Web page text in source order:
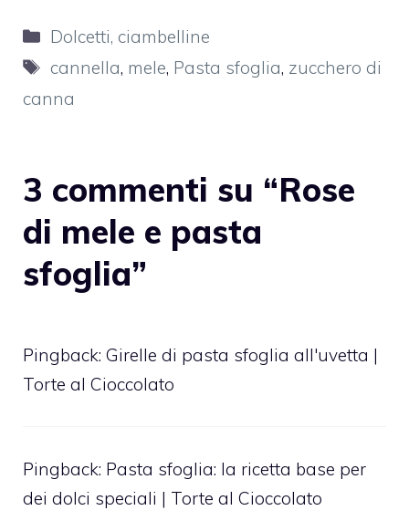
Categorie
Dolcetti, ciambelline
Tag
cannella, mele, Pasta sfoglia, zucchero di
canna
3 commenti su “Rose
di mele e pasta
sfoglia”
Pingback: Girelle di pasta sfoglia all'uvetta |
Torte al Cioccolato
Pingback: Pasta sfoglia: la ricetta base per
dei dolci speciali | Torte al Cioccolato